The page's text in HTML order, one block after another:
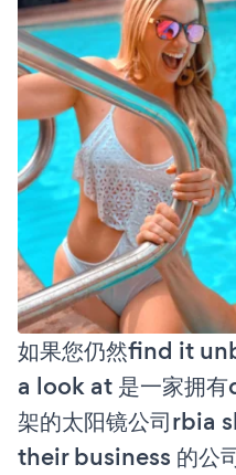
如果您仍然find it
a look at 是一家拥
架的太阳镜公司rbia
their business 的公司